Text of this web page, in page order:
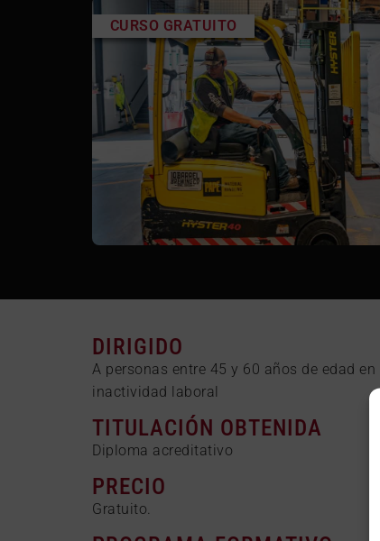
CURSO GRATUITO
DIRIGIDO
A personas entre 45 y 60 años de edad
inactividad laboral
TITULACIÓN OBTENIDA
Diploma acreditativo
PRECIO
Gratuito.